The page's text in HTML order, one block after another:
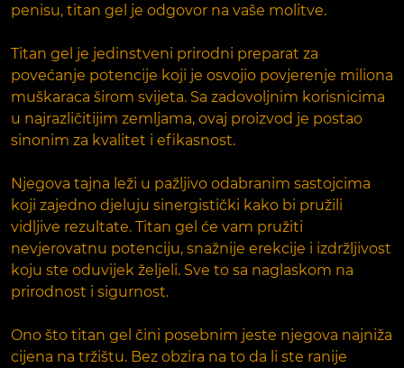
penisu, titan gel je odgovor na vaše molitve.
Titan gel je jedinstveni prirodni preparat za
povećanje potencije koji je osvojio povjerenje miliona
muškaraca širom svijeta. Sa zadovoljnim korisnicima
u najrazličitijim zemljama, ovaj proizvod je postao
sinonim za kvalitet i efikasnost.
Njegova tajna leži u pažljivo odabranim sastojcima
koji zajedno djeluju sinergistički kako bi pružili
vidljive rezultate. Titan gel će vam pružiti
nevjerovatnu potenciju, snažnije erekcije i izdržljivost
koju ste oduvijek željeli. Sve to sa naglaskom na
prirodnost i sigurnost.
Ono što titan gel čini posebnim jeste njegova najniža
cijena na tržištu. Bez obzira na to da li ste ranije